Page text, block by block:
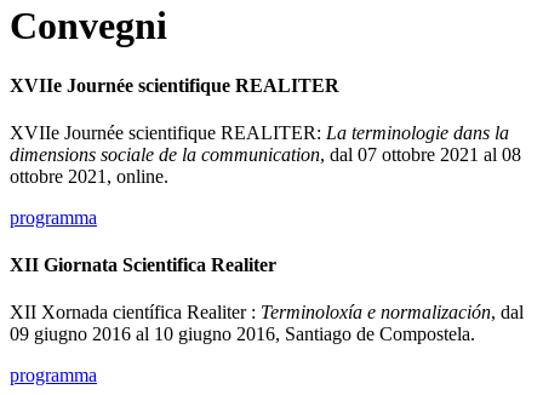
Convegni
XVIIe Journée scientifique REALITER
XVIIe Journée scientifique REALITER: La terminologie dans la
dimensions sociale de la communication, dal 07 ottobre 2021 al 08
ottobre 2021, online.
programma
XII Giornata Scientifica Realiter
XII Xornada científica Realiter : Terminoloxía e normalización, dal
09 giugno 2016 al 10 giugno 2016, Santiago de Compostela.
programma